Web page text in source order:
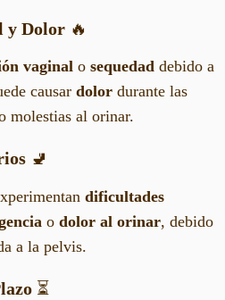
y Dolor 🔥
vaginal o sequedad debido a
causar dolor durante las
molestias al orinar.
🚽
dificultades
o dolor al orinar, debido
a la pelvis.
⏳